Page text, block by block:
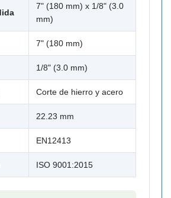
7" (180 mm) x 1/8" (3.0
mm)
7" (180 mm)
1/8" (3.0 mm)
Corte de hierro y acero
22.23 mm
EN12413
ISO 9001:2015